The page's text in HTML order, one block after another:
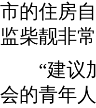
市的住房
监柴靓非
“建议加
会的青年